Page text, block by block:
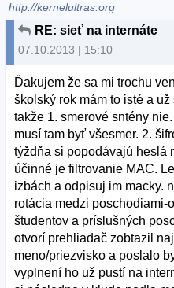
http://kernelultras.org
RE: sieť na internáte
07.10.2013 | 15:10
Ďakujem že sa mi trochu
školský rok mám to isté a
takže 1. smerové sntény
musí tam byť všesmer. 2.
týždňa si popodávajú heslá
účinné je filtrovanie MAC.
izbách a odpisuj im macky.
rotácia medzi poschodiami-
študentov a príslušných
otvorí prehliadač zobtazil
meno/priezvisko a poslalo
vyplnení ho už pustí na